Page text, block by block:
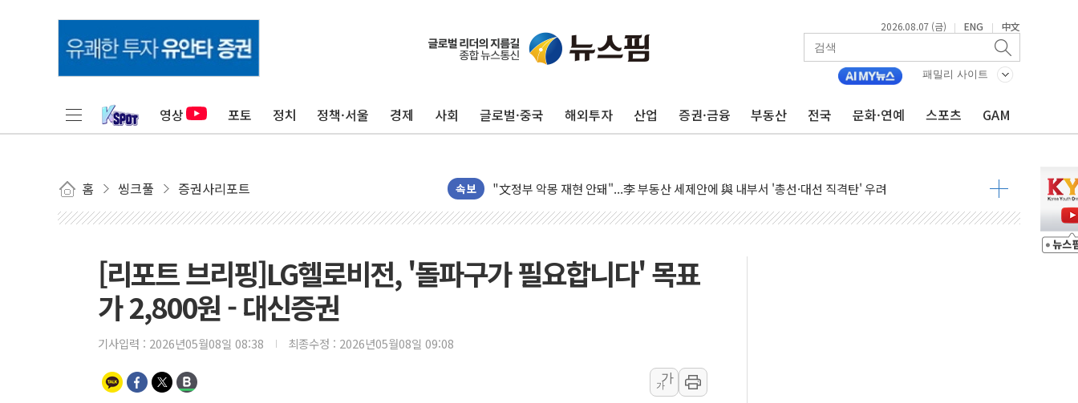
2026.08.07 (금) | ENG | 中文
패밀리 사이트
영상 포토 정치 정책·서울 경제 사회 글로벌·중국 해외투자 산업 증권·금융 부동산 전국 문화·연예 스포츠 GAM
홈 씽크풀 증권사리포트 속보
[코인시황] 비트코인 6만4000달러대 횡보…고래·ETF 매수에도 고유가·금리·입법 지연 '삼중 부담'
[베트남 증시] 유동성 부진 지속, 강보합 마감...석유·가스주 올랐지만 빈그룹이 상쇄
42.5도 역대급 폭염…동물들도 특별식으로 여름나기 [뉴스핌 줌인]
경찰, 9월부터 '가족 사건' 못 맡는다…상피제 실시
태국 학교서 중학생 총기 난사...최소 7명 사망
李대통령, 호우 피해 경북 안동·의성 특별재난지역 선포
'변기 수리' 집주인에게 흉기 휘두른 30대 세입자…경찰, 현행범 체포
[리포트 브리핑]LG헬로비전, '돌파구가 필요합니다' 목표
가 2,800원 - 대신증권
기사입력 : 2026년05월08일 08:38 최종수정 : 2026년05월08일 09:08
가
가